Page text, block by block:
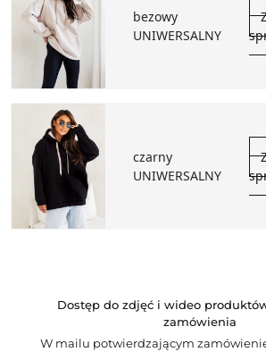
bezowy
UNIWERSALNY
czarny
UNIWERSALNY
Dostęp do zdjęć i wideo
zamówienia
W mailu potwierdzającym